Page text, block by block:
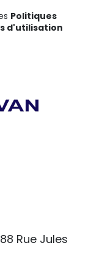
Politiques
d'utilisation
Rue Jules